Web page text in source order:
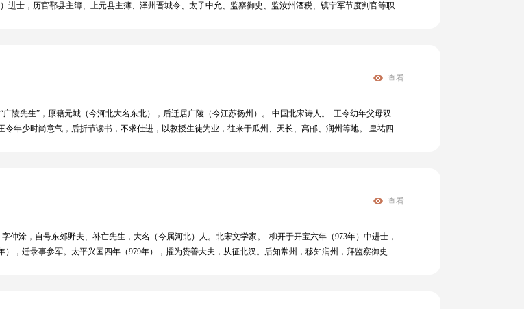
进士，历官鄠县主簿、上元县主簿、泽州晋城令、太子中允、监察御史、监汝州酒税、镇宁军节度判官等职。
奠基人，又一生从事讲学活动，成为当时有名望而对后世有重大影响的教育家其学说后来被南宋朱熹继承和发
查看
广陵先生”，原籍元城（今河北大名东北），后迁居广陵（今江苏扬州）。 中国北宋诗人。 王令幼年父母双
年少时尚意气，后折节读书，不求仕进，以教授生徒为业，往来于瓜州、天长、高邮、润州等地。 皇祐四年
查看
仲涂，自号东郊野夫、补亡先生，大名（今属河北）人。北宋文学家。 柳开于开宝六年（973年）中进士，
），迁录事参军。太平兴国四年（979年），擢为赞善大夫，从征北汉。后知常州，移知润州，拜监察御史。